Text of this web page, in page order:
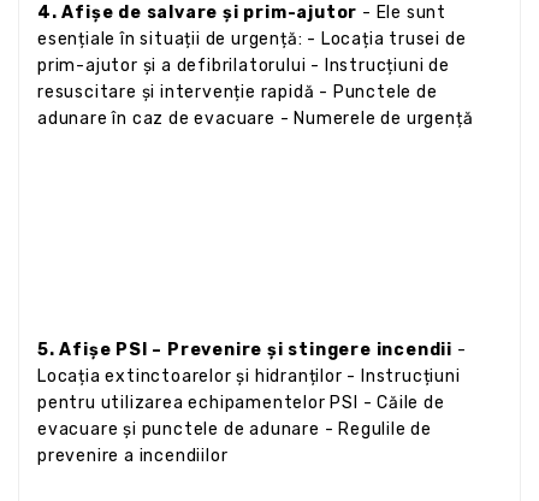
4. Afișe de salvare și prim-ajutor - Ele sunt
esențiale în situații de urgență: - Locația trusei de
prim-ajutor și a defibrilatorului - Instrucțiuni de
resuscitare și intervenție rapidă - Punctele de
adunare în caz de evacuare - Numerele de urgență
5. Afișe PSI – Prevenire și stingere incendii -
Locația extinctoarelor și hidranților - Instrucțiuni
pentru utilizarea echipamentelor PSI - Căile de
evacuare și punctele de adunare - Regulile de
prevenire a incendiilor